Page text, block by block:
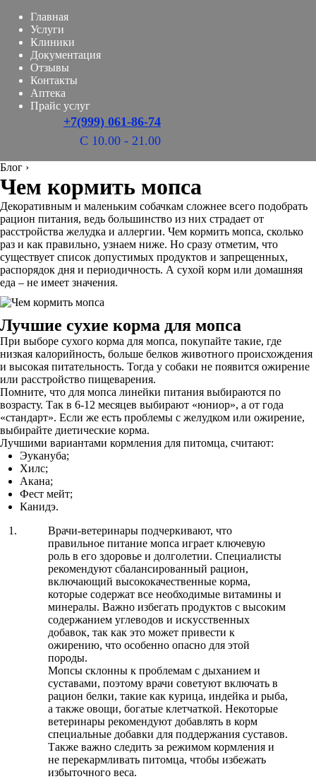
Главная
Услуги
Клиники
Документация
Отзывы
Контакты
Аптека
Прайс услуг
+7(999) 061-86-74
С 10.00 - 21.00
Блог ›
Чем кормить мопса
Декоративным и маленьким собачкам сложнее всего подобрать
рацион питания, ведь большинство из них страдает от
расстройства желудка и аллергии. Чем кормить мопса, сколько
раз и как правильно, узнаем ниже. Но сразу отметим, что
существует список допустимых продуктов и запрещенных,
распорядок дня и периодичность. А сухой корм или домашняя
еда – не имеет значения.
Лучшие сухие корма для мопса
При выборе сухого корма для мопса, покупайте такие, где
низкая калорийность, больше белков животного происхождения
и высокая питательность. Тогда у собаки не появится ожирение
или расстройство пищеварения.
Помните, что для мопса линейки питания выбираются по
возрасту. Так в 6-12 месяцев выбирают «юниор», а от года
«стандарт». Если же есть проблемы с желудком или ожирение,
выбирайте диетические корма.
Лучшими вариантами кормления для питомца, считают:
Эукануба;
Хилс;
Акана;
Фест мейт;
Канидэ.
Врачи-ветеринары подчеркивают, что
правильное питание мопса играет ключевую
роль в его здоровье и долголетии. Специалисты
рекомендуют сбалансированный рацион,
включающий высококачественные корма,
которые содержат все необходимые витамины и
минералы. Важно избегать продуктов с высоким
содержанием углеводов и искусственных
добавок, так как это может привести к
ожирению, что особенно опасно для этой
породы.
Мопсы склонны к проблемам с дыханием и
суставами, поэтому врачи советуют включать в
рацион белки, такие как курица, индейка и рыба,
а также овощи, богатые клетчаткой. Некоторые
ветеринары рекомендуют добавлять в корм
специальные добавки для поддержания суставов.
Также важно следить за режимом кормления и
не перекармливать питомца, чтобы избежать
избыточного веса.